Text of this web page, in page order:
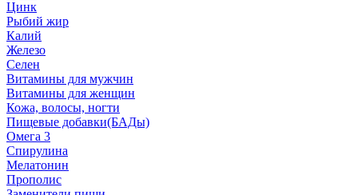
Цинк
Рыбий жир
Калий
Железо
Селен
Витамины для мужчин
Витамины для женщин
Кожа, волосы, ногти
Пищевые добавки(БАДы)
Омега 3
Спирулина
Мелатонин
Прополис